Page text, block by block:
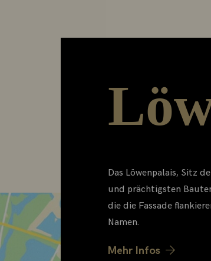
Das Löwenpalais, Sitz
und prächtigsten
die die Fassade
Namen.
Mehr Infos